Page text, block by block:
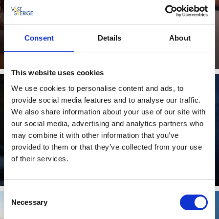
Consent Details About
This website uses cookies
We use cookies to personalise content and ads, to
provide social media features and to analyse our traffic.
We also share information about your use of our site with
our social media, advertising and analytics partners who
may combine it with other information that you’ve
provided to them or that they’ve collected from your use
of their services.
Consent
Selection
Necessary
Lilla Guldjakten
En spännande skattjakt för de yngre!